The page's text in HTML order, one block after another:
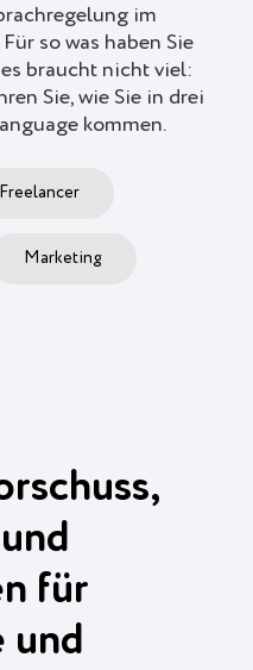
im
so was haben Sie
braucht nicht viel:
Sie, wie Sie in drei
kommen.
Freelancer
Marketing
für
und